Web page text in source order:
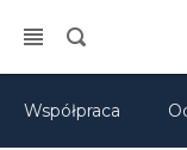
Współpraca